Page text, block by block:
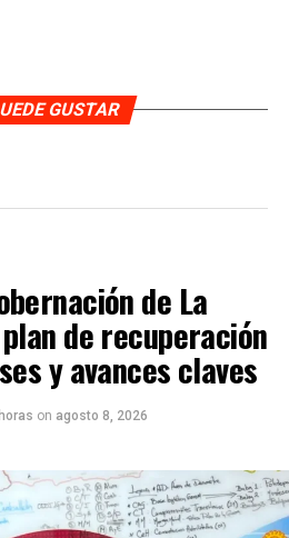
GUSTAR
de La
de recuperación
y avances claves
on agosto 8, 2026